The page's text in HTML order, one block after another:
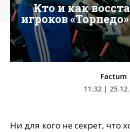
Кто и как
игроков
Factum
11:32 |
Ни для кого не секрет, что